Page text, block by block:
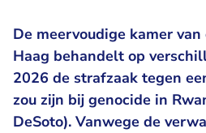
De meervoudige kamer
Haag behandelt op
2026 de strafzaak tegen
zou zijn bij genocide in
DeSoto). Vanwege de